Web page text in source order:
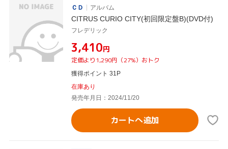
ＣＤ
アルバム
CITRUS CURIO CITY(初回限定盤B)(DVD付)
フレデリック
¥3,410円
定価より1,290円（27%）おトク
獲得ポイント 31P
在庫あり
発売年月日：2024/11/20
カートへ追加